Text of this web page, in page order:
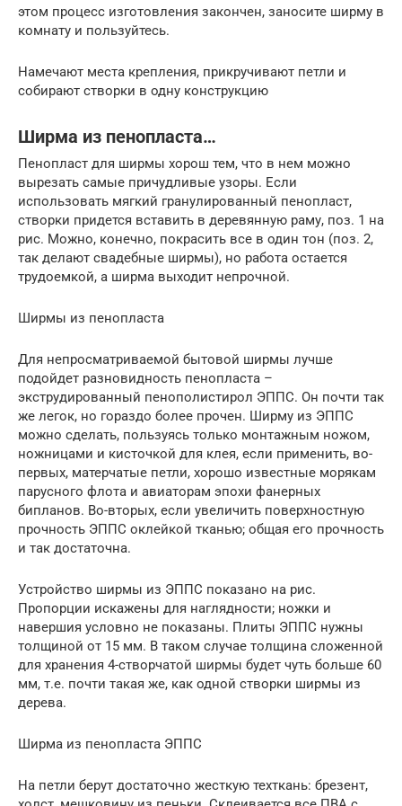
этом процесс изготовления закончен, заносите ширму в
комнату и пользуйтесь.
Намечают места крепления, прикручивают петли и
собирают створки в одну конструкцию
Ширма из пенопласта…
Пенопласт для ширмы хорош тем, что в нем можно
вырезать самые причудливые узоры. Если
использовать мягкий гранулированный пенопласт,
створки придется вставить в деревянную раму, поз. 1 на
рис. Можно, конечно, покрасить все в один тон (поз. 2,
так делают свадебные ширмы), но работа остается
трудоемкой, а ширма выходит непрочной.
Ширмы из пенопласта
Для непросматриваемой бытовой ширмы лучше
подойдет разновидность пенопласта –
экструдированный пенополистирол ЭППС. Он почти так
же легок, но гораздо более прочен. Ширму из ЭППС
можно сделать, пользуясь только монтажным ножом,
ножницами и кисточкой для клея, если применить, во-
первых, матерчатые петли, хорошо известные морякам
парусного флота и авиаторам эпохи фанерных
бипланов. Во-вторых, если увеличить поверхностную
прочность ЭППС оклейкой тканью; общая его прочность
и так достаточна.
Устройство ширмы из ЭППС показано на рис.
Пропорции искажены для наглядности; ножки и
навершия условно не показаны. Плиты ЭППС нужны
толщиной от 15 мм. В таком случае толщина сложенной
для хранения 4-створчатой ширмы будет чуть больше 60
мм, т.е. почти такая же, как одной створки ширмы из
дерева.
Ширма из пенопласта ЭППС
На петли берут достаточно жесткую техткань: брезент,